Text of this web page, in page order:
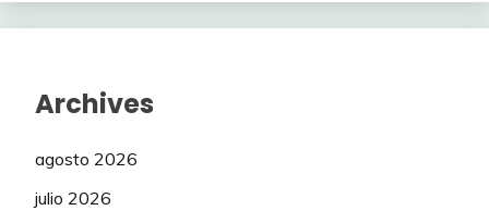
Archives
agosto 2026
julio 2026